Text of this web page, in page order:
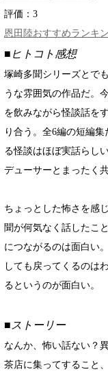
評価： 3
恩田陸おすすめランキ
■ヒトコト感想
塚崎多聞シリーズとで
うな雰囲気の作品だ。
を飲みながら怪談話を
り合う。全6編の短編
る怪談はほぼ実話らし
デューサーとまったく
ちょっとした怖さを感
聞が何気なく話したこ
につながるのは面白い
しても戻ってくるのは
るというのが面白い。
■ストーリー
なんか、怖い話ない？
茶店に集ってすること